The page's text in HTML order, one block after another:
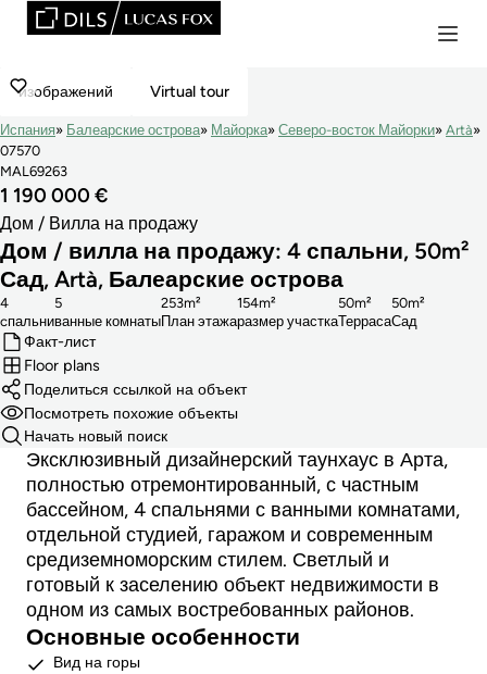
изображений Virtual tour
Испания Балеарские острова Майорка Северо-восток Майорки
Artà
07570
MAL69263
1 190 000 €
Дом / Вилла на продажу
Дом / вилла на продажу: 4 спальни, 50m²
Сад, Artà, Балеарские острова
cпальни
4
ванные комнаты
5
План этажа
253m²
размер участка
154m²
Терраса
50m²
Сад
50m²
Факт-лист
Floor plans
Поделиться ссылкой на объект
Посмотреть похожие объекты
Начать новый поиск
Эксклюзивный дизайнерский таунхаус в Арта,
полностью отремонтированный, с частным
бассейном, 4 спальнями с ванными комнатами,
отдельной студией, гаражом и современным
средиземноморским стилем. Светлый и
готовый к заселению объект недвижимости в
одном из самых востребованных районов.
Основные особенности
Вид на горы